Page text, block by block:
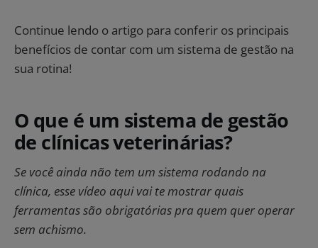
Continue lendo o artigo para conferir os principais
benefícios de contar com um sistema de gestão na
sua rotina!
O que é um sistema de gestão
de clínicas veterinárias?​
Se você ainda não tem um sistema rodando na
clínica, esse vídeo aqui vai te mostrar quais
ferramentas são obrigatórias pra quem quer operar
sem achismo.